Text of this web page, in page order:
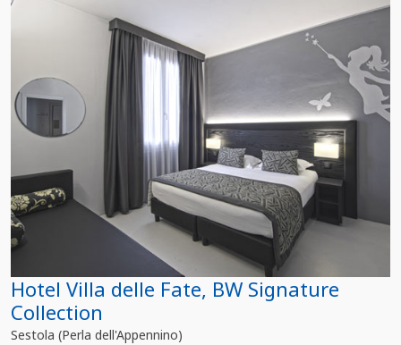
Hotel Villa delle Fate, BW Signature
Collection
Sestola (Perla dell'Appennino)